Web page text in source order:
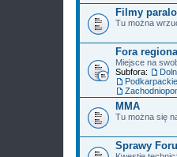
Filmy
Tu można
Fora
Miejsce na
Subfora:
Podkarpackie
MMA
Tu można się
Sprawy